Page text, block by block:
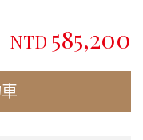
NTD 585,200